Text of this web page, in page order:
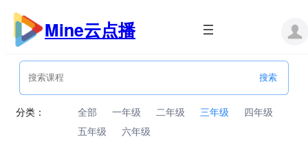
跳
内
Mine云点播
分类： 全部 一年级 二年级 三年级
四年级
五年级
六年级